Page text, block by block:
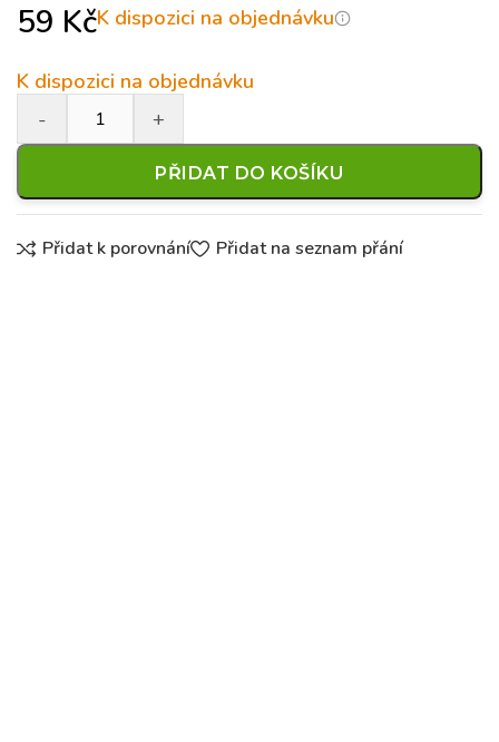
59 KčK dispozici na objednávku
K dispozici na objednávku
PŘIDAT DO KOŠÍKU
Přidat k porovnání Přidat na seznam přání